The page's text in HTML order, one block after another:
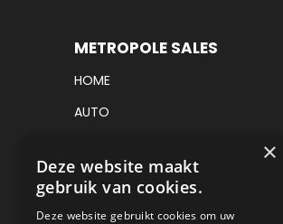
METROPOLE SALES
HOME
AUTO
VERKOCHT
×
Deze website maakt
gebruik van cookies.
Deze website gebruikt cookies om uw